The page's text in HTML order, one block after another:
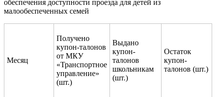
обеспечения доступности проезда для детей из
малообеспеченных семей
Месяц
Получено
купон-талонов
от МКУ
«Транспортное
управление»
(шт.)
Выдано
купон-
талонов
школьникам
(шт.)
Остаток
купон-
талонов (шт.)